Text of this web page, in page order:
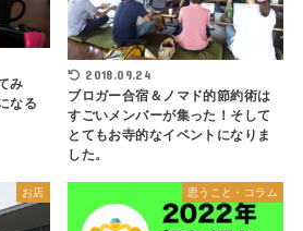
み
なる
2018.09.24
ブロガー合宿＆ノマド的節約術は
すごいメンバーが集った！そして
とてもお寺的なイベントになりま
した。
お店 思うこと・コラム